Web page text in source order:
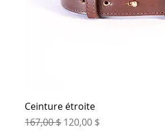
Ceinture étroite
Prix original
167,00 $ Prix promotionnel
120,00 $